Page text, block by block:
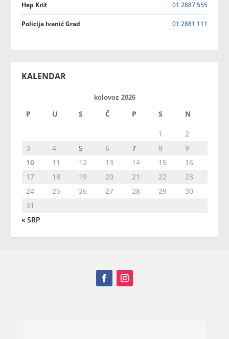
Hep Križ 01 2887 555
Policija Ivanić Grad 01 2881 111
KALENDAR
kolovoz 2026
P U S Č P S N
1
2
3
4 5 6 7 8
9
10
11 12 13 14 15
16
17
18 19 20 21 22
23
24
25 26 27 28 29
30
31
« SRP